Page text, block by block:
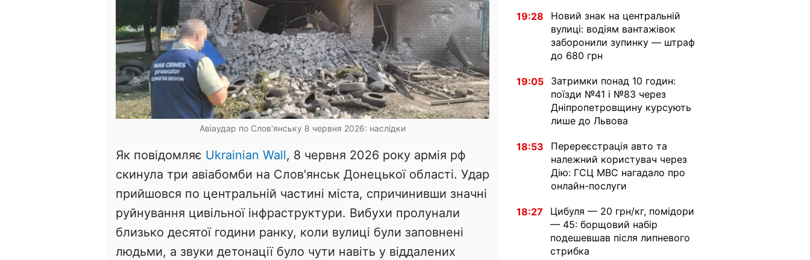
Авіаудар по Слов'янську 8 червня 2026: наслідки
Як повідомляє Ukrainian Wall, 8 червня 2026 року армія рф
скинула три авіабомби на Слов'янськ Донецької області. Удар
прийшовся по центральній частині міста, спричинивши значні
руйнування цивільної інфраструктури. Вибухи пролунали
близько десятої години ранку, коли вулиці були заповнені
людьми, а звуки детонації було чути навіть у віддалених
19:28
Новий знак на центральній
вулиці: водіям вантажівок
заборонили зупинку — штраф
до 680 грн
19:05
Затримки понад 10 годин:
поїзди №41 і №83 через
Дніпропетровщину курсують
лише до Львова
18:53
Перереєстрація авто та
належний користувач через
Дію: ГСЦ МВС нагадало про
онлайн-послуги
18:27
Цибуля — 20 грн/кг, помідори
— 45: борщовий набір
подешевшав після липневого
стрибка